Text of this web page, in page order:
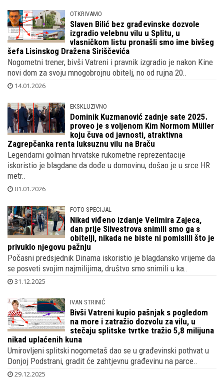
OTKRIVAMO
Slaven Bilić bez građevinske dozvole
izgradio velebnu vilu u Splitu, u
vlasničkom listu pronašli smo ime bivšeg
šefa Lisinskog Dražena Siriščevića
Nogometni trener, bivši Vatreni i pravnik izgradio je nakon Kine
novi dom za svoju mnogobrojnu obitelj, no od rujna 20..
EKSKLUZIVNO
Dominik Kuzmanović zadnje sate 2025.
proveo je s voljenom Kim Normom Müller
koju čuva od javnosti, atraktivna
Zagrepčanka renta luksuznu vilu na Braču
Legendarni golman hrvatske rukometne reprezentacije
iskoristio je blagdane da dođe u domovinu, došao je u srce HR
metr..
FOTO SPECIJAL
Nikad viđeno izdanje Velimira Zajeca,
dan prije Silvestrova snimili smo ga s
obitelji, nikada ne biste ni pomislili što je
privuklo njegovu pažnju
Počasni predsjednik Dinama iskoristio je blagdansko vrijeme da
se posveti svojim najmilijima, društvo smo snimili u ka..
IVAN STRINIĆ
Bivši Vatreni kupio pašnjak s pogledom
na more i zatražio dozvolu za vilu, u
stečaju splitske tvrtke tražio 5,8 milijuna
nikad uplaćenih kuna
Umirovljeni splitski nogometaš dao se u građevinski pothvat u
Donjoj Podstrani, gradit će zahtjevnu građevinu na parce..